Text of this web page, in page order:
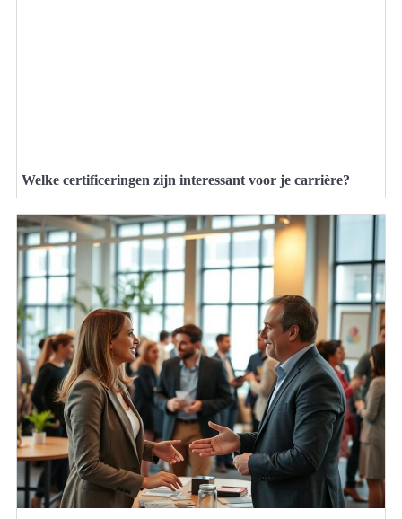
Welke certificeringen zijn interessant voor je carrière?